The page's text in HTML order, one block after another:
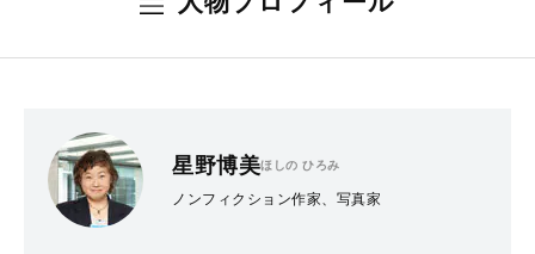
星野博美ほしの ひろみ
ノンフィクション作家、写真家